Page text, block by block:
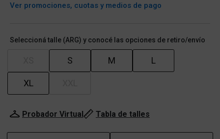
Ver promociones, cuotas y medios de pago
Seleccioná talle (ARG) y conocé las opciones de retiro/envío
S M L
XL
Probador Virtual Tabla de talles